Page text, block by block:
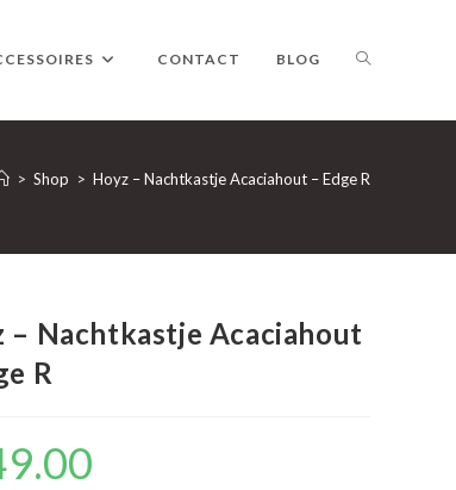
CONTACT BLOG TOGGLE
WEBSITE
> Shop > Hoyz – Nachtkastje Acaciahout – Edge R
– Nachtkastje Acaciahout
R